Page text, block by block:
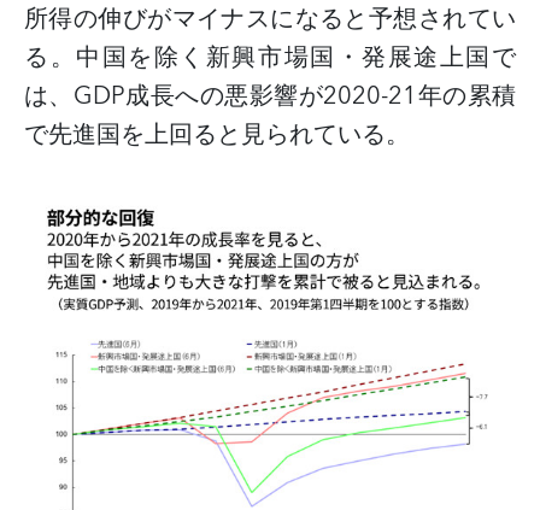
所得の伸びがマイナスになると予想されてい
る。中国を除く新興市場国・発展途上国で
は、 GDP成長への悪影響が2020-21年の累積
で先進国を上回ると見られている。